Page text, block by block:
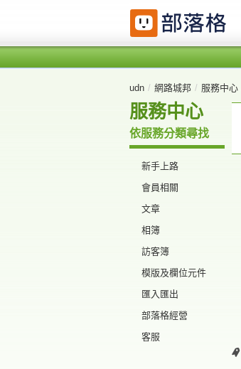
udn / 網路城邦 / 服務中心
服務中心
依服務分類尋找
新手上路
會員相關
文章
相簿
訪客簿
模版及欄位元件
匯入匯出
部落格經營
客服